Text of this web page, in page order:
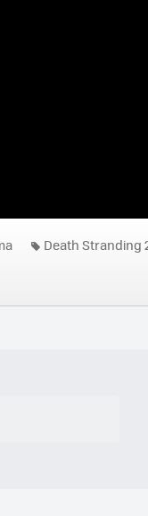
Death Stranding